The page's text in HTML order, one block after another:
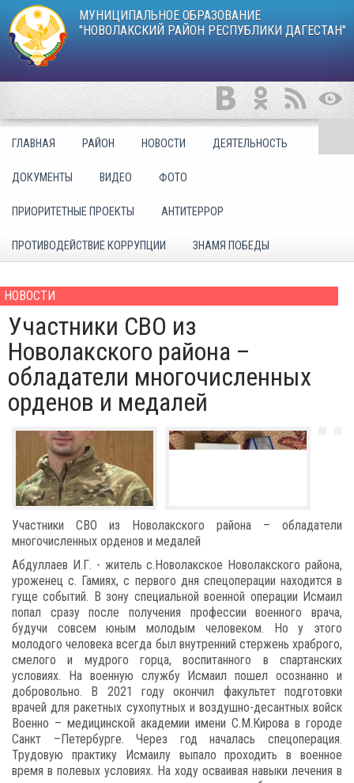
МУНИЦИПАЛЬНОЕ ОБРАЗОВАНИЕ
"НОВОЛАКСКИЙ РАЙОН РЕСПУБЛИКИ ДАГЕСТАН"
ГЛАВНАЯ РАЙОН НОВОСТИ ДЕЯТЕЛЬНОСТЬ
ДОКУМЕНТЫ ВИДЕО ФОТО
ПРИОРИТЕТНЫЕ ПРОЕКТЫ АНТИТЕРРОР
ПРОТИВОДЕЙСТВИЕ КОРРУПЦИИ ЗНАМЯ ПОБЕДЫ
НОВОСТИ
Участники СВО из
Новолакского района –
обладатели многочисленных
орденов и медалей
Участники СВО из Новолакского района – обладатели
многочисленных орденов и медалей
Абдуллаев И.Г. - житель с.Новолакское Новолакского района,
уроженец с. Гамиях, с первого дня спецоперации находится в
гуще событий. В зону специальной военной операции Исмаил
попал сразу после получения профессии военного врача,
будучи совсем юным молодым человеком. Но у этого
молодого человека всегда был внутренний стержень храброго,
смелого и мудрого горца, воспитанного в спартанских
условиях. На военную службу Исмаил пошел осознанно и
добровольно. В 2021 году окончил факультет подготовки
врачей для ракетных сухопутных и воздушно-десантных войск
Военно – медицинской академии имени С.М.Кирова в городе
Санкт –Петербурге. Через год началась спецоперация.
Трудовую практику Исмаилу выпало проходить в военное
время в полевых условиях. На ходу осваивая навыки лечения в